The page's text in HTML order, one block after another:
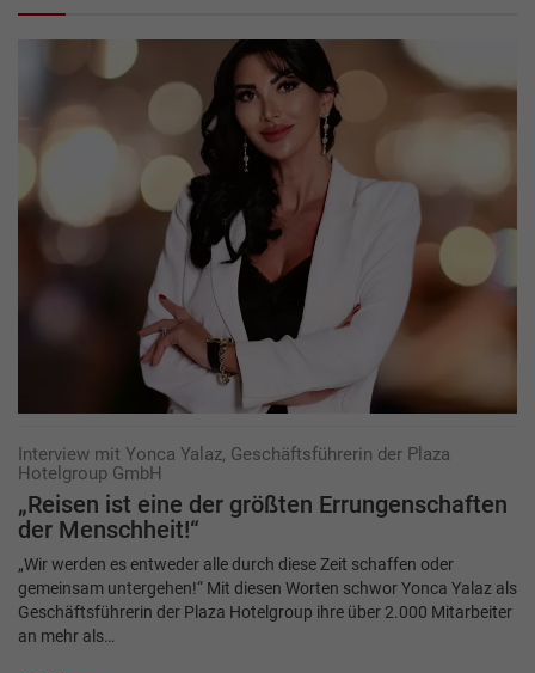
Interview mit Yonca Yalaz, Geschäftsführerin der Plaza
Hotelgroup GmbH
„Reisen ist eine der größten ­Er­rungenschaften
der Menschheit!“
„Wir werden es entweder alle durch diese Zeit schaffen oder
gemeinsam untergehen!“ Mit diesen Worten schwor Yonca Yalaz als
Geschäftsführerin der Plaza Hotelgroup ihre über 2.000 Mitarbeiter
an mehr als…